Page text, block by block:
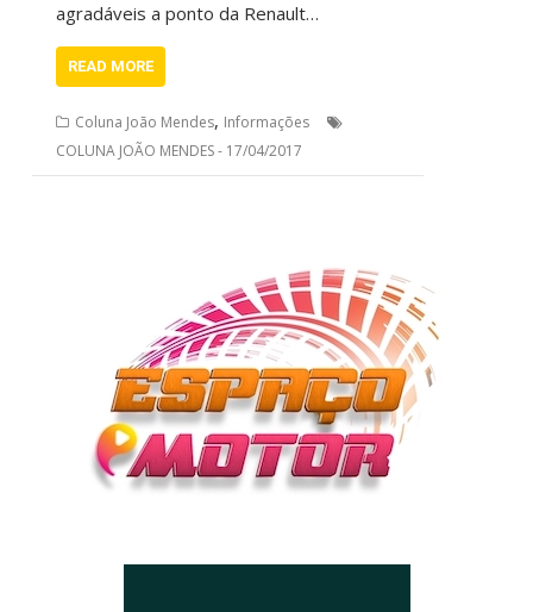
agradáveis a ponto da Renault…
READ MORE
Coluna João Mendes, Informações
COLUNA JOÃO MENDES - 17/04/2017